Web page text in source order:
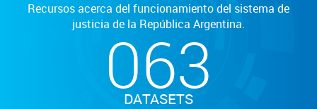
Recursos acerca del funcionamiento del sistema de
justicia de la República Argentina.
063
DATASETS